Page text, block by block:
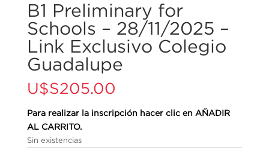
B1 Preliminary for
Schools – 28/11/2025 –
Link Exclusivo Colegio
Guadalupe
U$S205.00
Para realizar la inscripción hacer clic en AÑADIR
AL CARRITO.
Sin existencias